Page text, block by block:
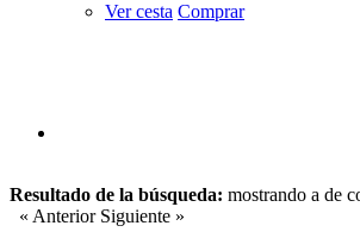
Ver cesta Comprar
Resultado de la búsqueda: mostrando a de
« Anterior Siguiente »